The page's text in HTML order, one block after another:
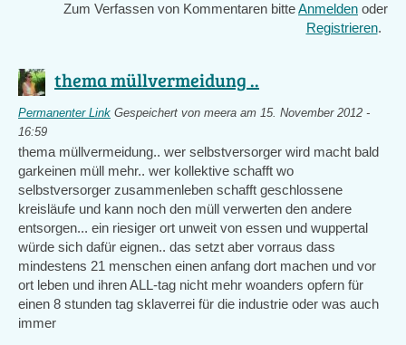
Zum Verfassen von Kommentaren bitteAnmelden oder
Registrieren.
thema müllvermeidung ..
Permanenter Link Gespeichert von meera am 15. November 2012 -
16:59
thema müllvermeidung.. wer selbstversorger wird macht bald
garkeinen müll mehr.. wer kollektive schafft wo
selbstversorger zusammenleben schafft geschlossene
kreisläufe und kann noch den müll verwerten den andere
entsorgen... ein riesiger ort unweit von essen und wuppertal
würde sich dafür eignen.. das setzt aber vorraus dass
mindestens 21 menschen einen anfang dort machen und vor
ort leben und ihren ALL-tag nicht mehr woanders opfern für
einen 8 stunden tag sklaverrei für die industrie oder was auch
immer